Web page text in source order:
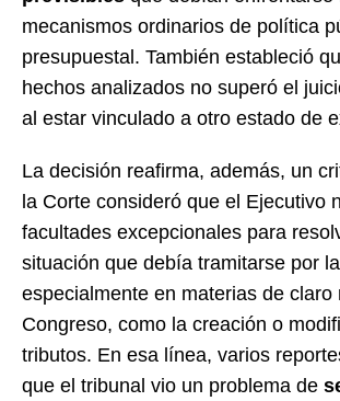
mecanismos ordinarios de política
presupuestal. También estableció
hechos analizados no superó el
al estar vinculado a otro estado de
La decisión reafirma, además, un
la Corte consideró que el Ejecutivo
facultades excepcionales para
situación que debía tramitarse por
especialmente en materias de claro
Congreso, como la creación o
tributos. En esa línea, varios
que el tribunal vio un problema de